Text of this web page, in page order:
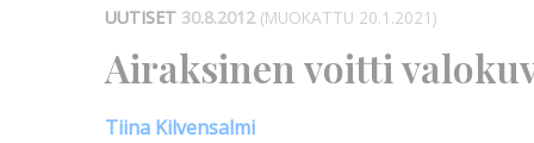
UUTISET 30.8.2012 (MUOKATTU 20.1.2021)
Airaksinen voitti
Tiina Kilvensalmi